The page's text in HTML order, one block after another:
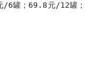
/6罐；69.8元/12罐；